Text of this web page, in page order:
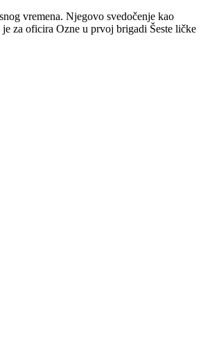
vremena. Njegovo svedočenje kao
za oficira Ozne u prvoj brigadi Šeste ličke